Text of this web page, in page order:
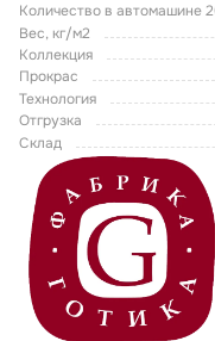
Количество в автомашине
Вес, кг/м2
Коллекция
Прокрас
Технология
Отгрузка
Склад